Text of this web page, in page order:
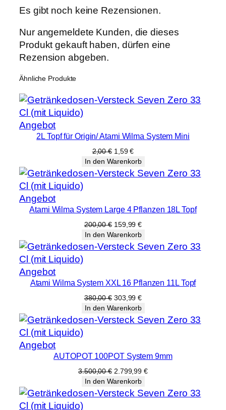
m
e
n
g
Es gibt noch keine Rezensionen.
Nur angemeldete Kunden, die dieses
Produkt gekauft haben, dürfen eine
Rezension abgeben.
Ähnliche Produkte
AngebotProdukt
im
2L Topf für Origin/ Atami Wilma System Mini
2,00€ Ursprünglicher
Preis
war:
2,00 €
1,59€Aktueller
Preis
ist:
1,59 €.
In den Warenkorb
AngebotProdukt
im
Angebot
Atami Wilma System Large 4 Pflanzen 18L Topf
200,00€ Ursprünglicher
Preis
war:
200,00 €
159,99€Aktueller
Preis
ist:
159,99 €.
In den Warenkorb
AngebotProdukt
im
Angebot
Atami Wilma System XXL 16 Pflanzen 11L Topf
380,00€ Ursprünglicher
Preis
war:
380,00 €
303,99€Aktueller
Preis
ist:
303,99 €.
In den Warenkorb
AngebotProdukt
im
Angebot
AUTOPOT 100POT System 9mm
3.500,00€ Ursprünglicher
Preis
war:
3.500,00 €
2.799,99€Aktueller
ist:
2.799,99 €.
In den Warenkorb